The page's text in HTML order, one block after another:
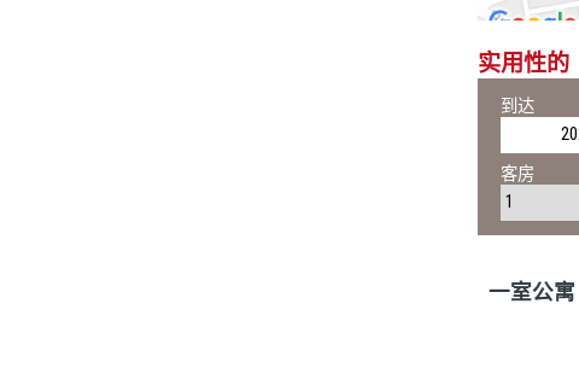
实用性的
到达
客房
一室公